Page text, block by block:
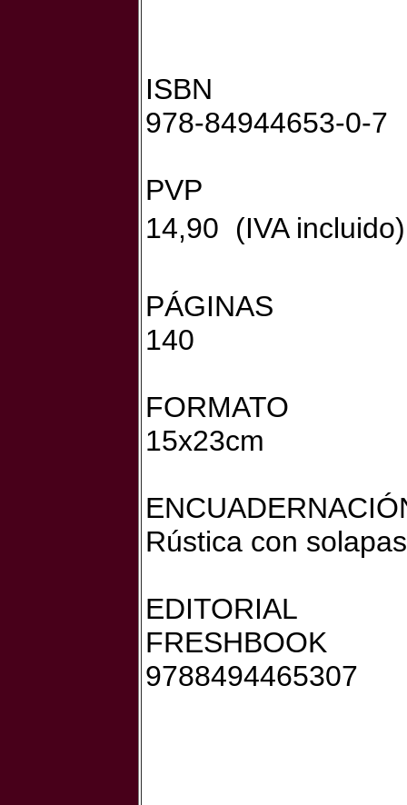
ISBN
978-84944653-0-7
PVP
14,90  (IVA incluido)
PÁGINAS
140
FORMATO
15x23cm
Rústica con solapas
EDITORIAL
FRESHBOOK
9788494465307